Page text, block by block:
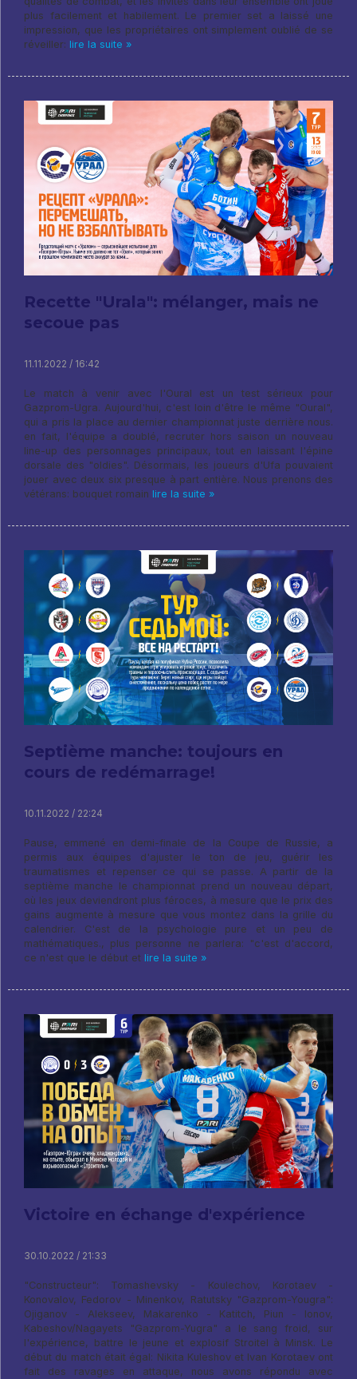
plus facilement et habilement. Le premier set a laissé une
impression, que les propriétaires ont simplement oublié de se
réveiller: lire la suite »
Recette "Urala": mélanger, mais ne
secoue pas
11.11.2022 / 16:42
Le match à venir avec l'Oural est un test sérieux pour
Gazprom-Ugra. Aujourd'hui, c'est loin d'être le même "Oural",
qui a pris la place au dernier championnat juste derrière nous.
en fait, l'équipe a doublé, recruter hors saison un nouveau
line-up des personnages principaux, tout en laissant l'épine
dorsale des "oldies". Désormais, les joueurs d'Ufa pouvaient
jouer avec deux six presque à part entière. Nous prenons des
vétérans: bouquet romain lire la suite »
Septième manche: toujours en
cours de redémarrage!
10.11.2022 / 22:24
Pause, emmené en demi-finale de la Coupe de Russie, a
permis aux équipes d'ajuster le ton de jeu, guérir les
traumatismes et repenser ce qui se passe. A partir de la
septième manche le championnat prend un nouveau départ,
où les jeux deviendront plus féroces, à mesure que le prix des
gains augmente à mesure que vous montez dans la grille du
calendrier. C'est de la psychologie pure et un peu de
mathématiques., plus personne ne parlera: "c'est d'accord,
ce n'est que le début et lire la suite »
Victoire en échange d'expérience
30.10.2022 / 21:33
"Constructeur": Tomashevsky - Koulechov, Korotaev -
Konovalov, Fedorov - Minenkov, Ratutsky "Gazprom-Yougra":
Ojiganov - Alekseev, Makarenko - Katitch, Piun - Ionov,
Kabeshov/Nagayets "Gazprom-Yugra" a le sang froid, sur
l'expérience, battre le jeune et explosif Stroitel à Minsk. Le
début du match était égal: Nikita Kuleshov et Ivan Korotaev ont
fait des ravages en attaque, nous avons répondu avec